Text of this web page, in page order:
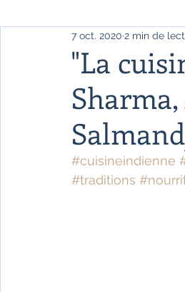
Livres de référence
Témoignages / Récits
Fêtes indiennes
"La
7 oct. 2020 2 min de
#cuisineindienne
#traditions